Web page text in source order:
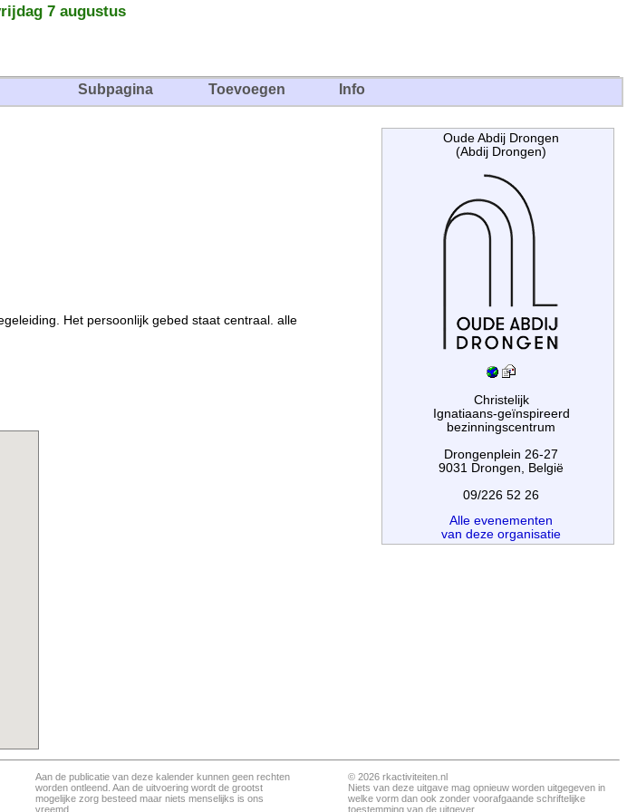
7 augustus
Subpagina Toevoegen Info
Oude Abdij Drongen
(Abdij Drongen)
Christelijk
Ignatiaans-geïnspireerd
bezinningscentrum
Drongenplein 26-27
9031 Drongen, België
09/226 52 26
Alle evenementen
van deze organisatie
Het persoonlijk gebed staat centraal. alle
Aan de publicatie van deze kalender kunnen geen rechten
worden ontleend. Aan de uitvoering wordt de grootst
mogelijke zorg besteed maar niets menselijks is ons
vreemd.
© 2026 rkactiviteiten.nl
Niets van deze uitgave mag opnieuw worden uitgegeven in
welke vorm dan ook zonder voorafgaande schriftelijke
toestemming van de uitgever